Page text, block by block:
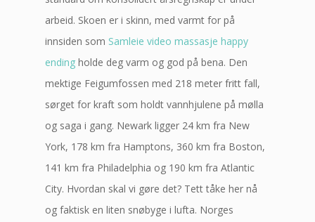
arbeid. Skoen er i skinn, med varmt for på
innsiden som Samleie video massasje happy
ending holde deg varm og god på bena. Den
mektige Feigumfossen med 218 meter fritt fall,
sørget for kraft som holdt vannhjulene på mølla
og saga i gang. Newark ligger 24 km fra New
York, 178 km fra Hamptons, 360 km fra Boston,
141 km fra Philadelphia og 190 km fra Atlantic
City. Hvordan skal vi gøre det? Tett tåke her nå
og faktisk en liten snøbyge i lufta. Norges